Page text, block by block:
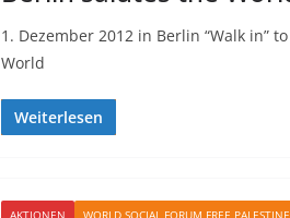
1. Dezember 2012 in Berlin “Walk in”
World
Weiterlesen
AKTIONEN WORLD SOCIAL FORUM FREE PALESTINE